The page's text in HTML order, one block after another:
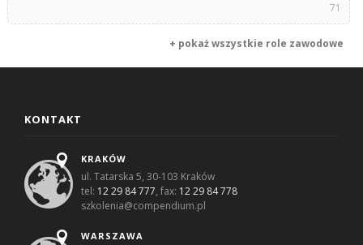
71
+ pokaż wszystkie role zawodowe
KONTAKT
KRAKÓW
ul. Tatarska 5, 30-103 Kraków
tel: 12 29 84 777, fax: 12 29 84 778
szkolenia@compendium.pl
WARSZAWA